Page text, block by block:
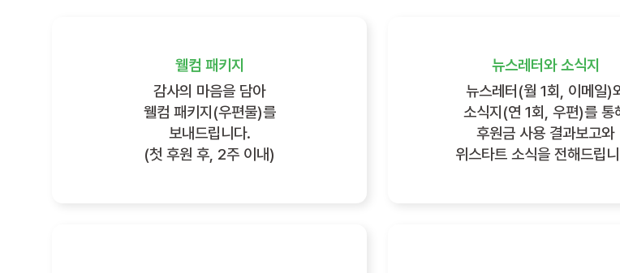
웰컴 패키지
감사의 마음을 담아
웰컴 패키지(우편물)를
보내드립니다.
(첫 후원 후, 2주 이내)
뉴스레터와 소식지
뉴스레터(월 1회, 이메일)
소식지(연 1회, 우편)를 통
후원금 사용 결과보고와
위스타트 소식을 전해드립